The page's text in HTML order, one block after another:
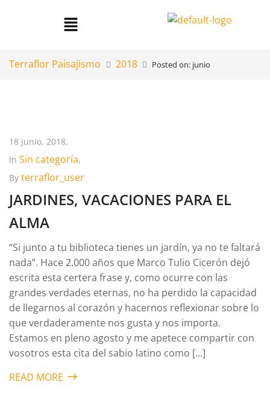
Terraflor Paisajismo 2018 Posted on: junio
18 junio, 2018,
In Sin categoría,
By terraflor_user
JARDINES, VACACIONES PARA EL
ALMA
“Si junto a tu biblioteca tienes un jardín, ya no te faltará
nada”. Hace 2.000 años que Marco Tulio Cicerón dejó
escrita esta certera frase y, como ocurre con las
grandes verdades eternas, no ha perdido la capacidad
de llegarnos al corazón y hacernos reflexionar sobre lo
que verdaderamente nos gusta y nos importa.
Estamos en pleno agosto y me apetece compartir con
vosotros esta cita del sabio latino como [...]
READ MORE